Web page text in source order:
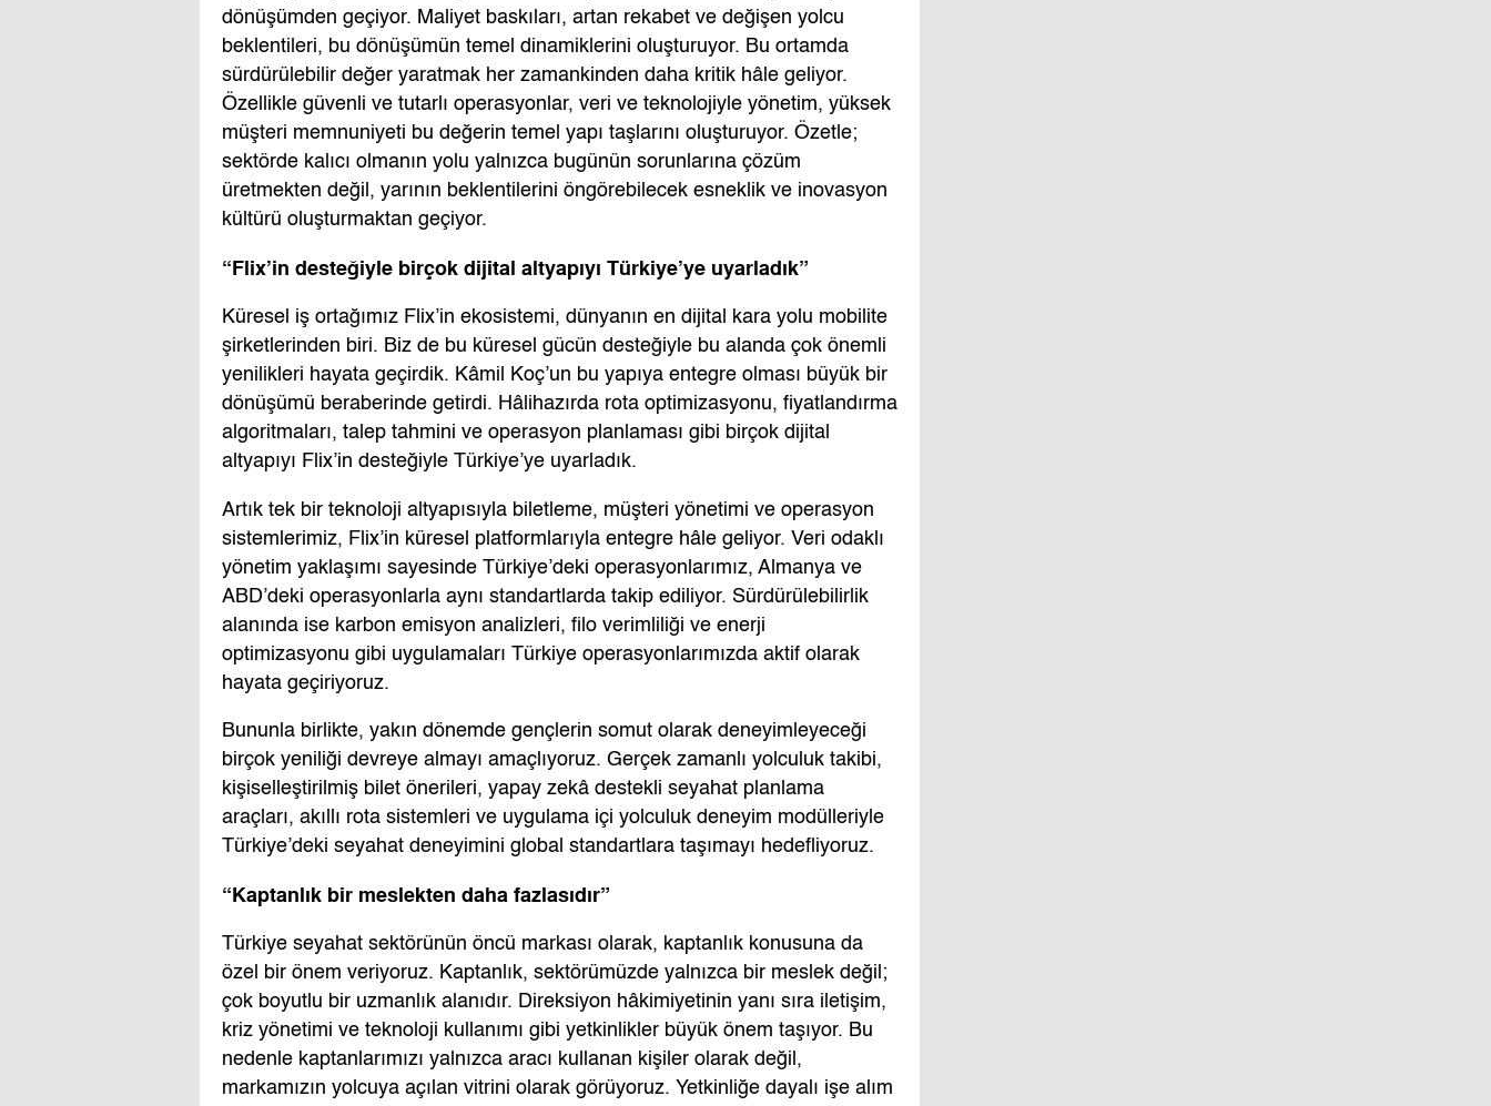
dönüşümden geçiyor. Maliyet baskıları, artan rekabet ve değişen yolcu
beklentileri, bu dönüşümün temel dinamiklerini oluşturuyor. Bu ortamda
sürdürülebilir değer yaratmak her zamankinden daha kritik hâle geliyor.
Özellikle güvenli ve tutarlı operasyonlar, veri ve teknolojiyle yönetim, yüksek
müşteri memnuniyeti bu değerin temel yapı taşlarını oluşturuyor. Özetle;
sektörde kalıcı olmanın yolu yalnızca bugünün sorunlarına çözüm
üretmekten değil, yarının beklentilerini öngörebilecek esneklik ve inovasyon
kültürü oluşturmaktan geçiyor.
“Flix’in desteğiyle birçok dijital altyapıyı Türkiye’ye uyarladık”
Küresel iş ortağımız Flix’in ekosistemi, dünyanın en dijital kara yolu mobilite
şirketlerinden biri. Biz de bu küresel gücün desteğiyle bu alanda çok önemli
yenilikleri hayata geçirdik. Kâmil Koç’un bu yapıya entegre olması büyük bir
dönüşümü beraberinde getirdi. Hâlihazırda rota optimizasyonu, fiyatlandırma
algoritmaları, talep tahmini ve operasyon planlaması gibi birçok dijital
altyapıyı Flix’in desteğiyle Türkiye’ye uyarladık.
Artık tek bir teknoloji altyapısıyla biletleme, müşteri yönetimi ve operasyon
sistemlerimiz, Flix’in küresel platformlarıyla entegre hâle geliyor. Veri odaklı
yönetim yaklaşımı sayesinde Türkiye’deki operasyonlarımız, Almanya ve
ABD’deki operasyonlarla aynı standartlarda takip ediliyor. Sürdürülebilirlik
alanında ise karbon emisyon analizleri, filo verimliliği ve enerji
optimizasyonu gibi uygulamaları Türkiye operasyonlarımızda aktif olarak
hayata geçiriyoruz.
Bununla birlikte, yakın dönemde gençlerin somut olarak deneyimleyeceği
birçok yeniliği devreye almayı amaçlıyoruz. Gerçek zamanlı yolculuk takibi,
kişiselleştirilmiş bilet önerileri, yapay zekâ destekli seyahat planlama
araçları, akıllı rota sistemleri ve uygulama içi yolculuk deneyim modülleriyle
Türkiye’deki seyahat deneyimini global standartlara taşımayı hedefliyoruz.
“Kaptanlık bir meslekten daha fazlasıdır”
Türkiye seyahat sektörünün öncü markası olarak, kaptanlık konusuna da
özel bir önem veriyoruz. Kaptanlık, sektörümüzde yalnızca bir meslek değil;
çok boyutlu bir uzmanlık alanıdır. Direksiyon hâkimiyetinin yanı sıra iletişim,
kriz yönetimi ve teknoloji kullanımı gibi yetkinlikler büyük önem taşıyor. Bu
nedenle kaptanlarımızı yalnızca aracı kullanan kişiler olarak değil,
markamızın yolcuya açılan vitrini olarak görüyoruz. Yetkinliğe dayalı işe alım